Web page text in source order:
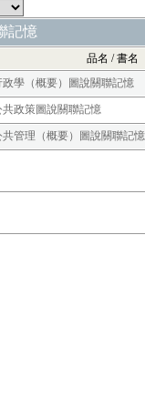
記憶
品名 / 書名
政學（概要）圖說關聯記憶
共政策圖說關聯記憶
共管理（概要）圖說關聯記憶